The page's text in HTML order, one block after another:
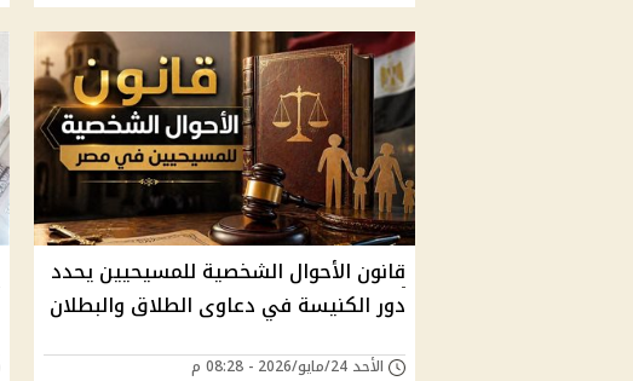
قانون الأحوال الشخصية للمسيحيين يحدد
دور الكنيسة في دعاوى الطلاق والبطلان
الأحد 24/مايو/2026 - 08:28 م